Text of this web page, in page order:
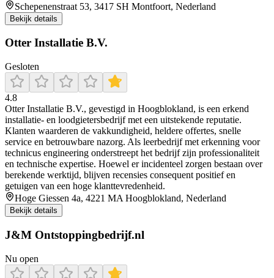
Schepenenstraat 53, 3417 SH Montfoort, Nederland
Bekijk details
Otter Installatie B.V.
Gesloten
4.8
Otter Installatie B.V., gevestigd in Hoogblokland, is een erkend
installatie- en loodgietersbedrijf met een uitstekende reputatie.
Klanten waarderen de vakkundigheid, heldere offertes, snelle
service en betrouwbare nazorg. Als leerbedrijf met erkenning voor
technicus engineering onderstreept het bedrijf zijn professionaliteit
en technische expertise. Hoewel er incidenteel zorgen bestaan over
berekende werktijd, blijven recensies consequent positief en
getuigen van een hoge klanttevredenheid.
Hoge Giessen 4a, 4221 MA Hoogblokland, Nederland
Bekijk details
J&M Ontstoppingbedrijf.nl
Nu open